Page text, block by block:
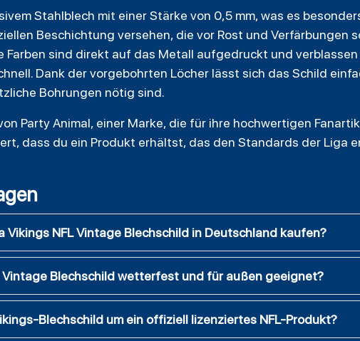
Stahlblech mit einer Stärke von 0,5 mm, was es
Beschichtung versehen, die vor Rost und Verfärbungen
Farben sind direkt auf das Metall aufgedruckt und verblassen
Dank der vorgebohrten Löcher lässt sich das Schild
Bohrungen nötig sind.
Party Animal, einer Marke, die für ihre hochwertigen
dass du ein Produkt erhältst, das den Standards der Liga
Vikings NFL Vintage Blechschild in Deutschland kaufen?
Blechschild wetterfest und für außen geeignet?
Blechschild um ein offiziell lizenziertes NFL-Produkt?